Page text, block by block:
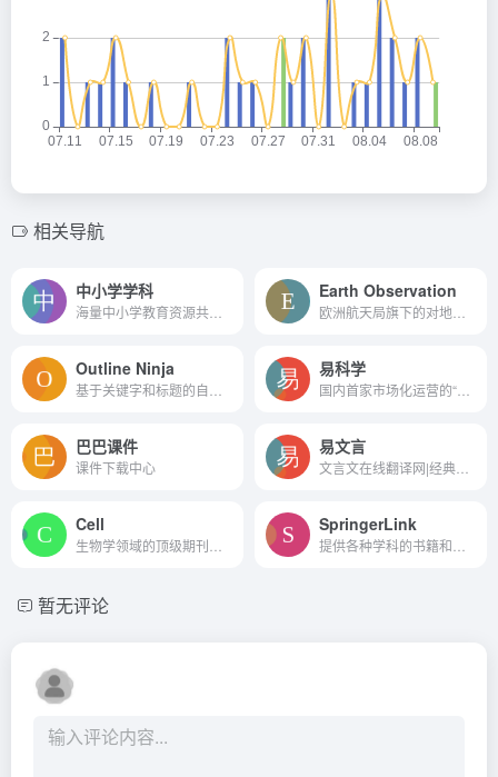
相关导航
中小学学科 Earth Observation
Outline Ninja 易科学
巴巴课件
课件下载中心
易文言
Cell SpringerLink
暂无评论